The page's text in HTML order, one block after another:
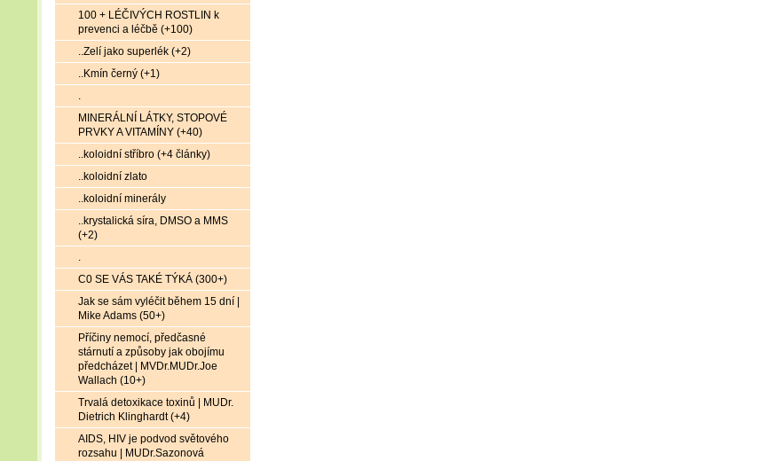
100 + LÉČIVÝCH ROSTLIN k
prevenci a léčbě (+100)
..Zelí jako superlék (+2)
..Kmín černý (+1)
.
MINERÁLNÍ LÁTKY, STOPOVÉ
PRVKY A VITAMÍNY (+40)
..koloidní stříbro (+4 články)
..koloidní zlato
..koloidní minerály
..krystalická síra, DMSO a MMS
(+2)
.
C0 SE VÁS TAKÉ TÝKÁ (300+)
Jak se sám vyléčit během 15 dní |
Mike Adams (50+)
Příčiny nemocí, předčasné
stárnutí a způsoby jak obojímu
předcházet | MVDr.MUDr.Joe
Wallach (10+)
Trvalá detoxikace toxinů | MUDr.
Dietrich Klinghardt (+4)
AIDS, HIV je podvod světového
rozsahu | MUDr.Sazonová